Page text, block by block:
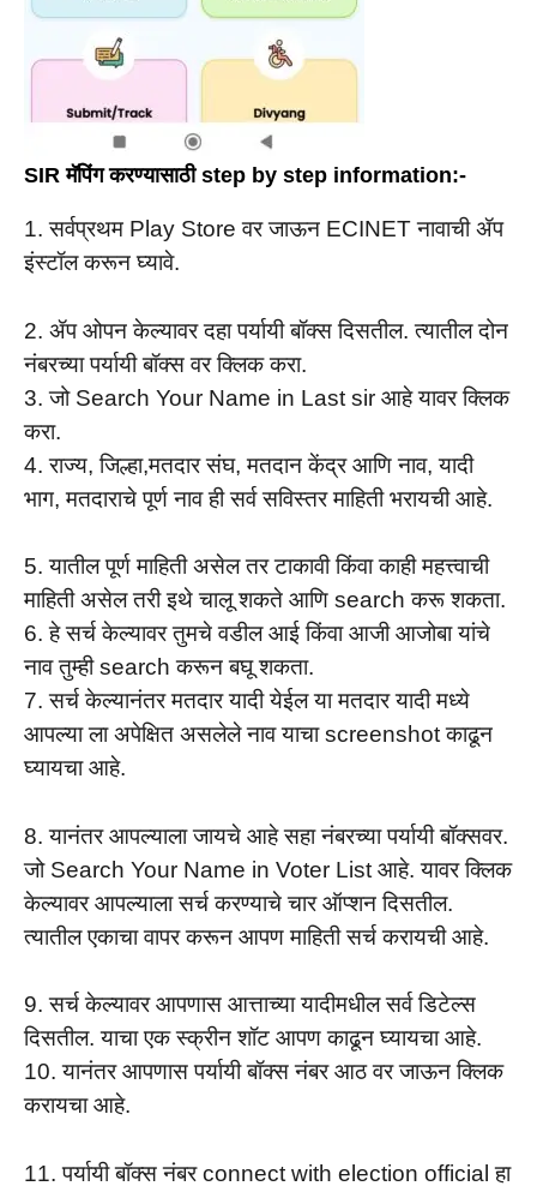
SIR मॅपिंग करण्यासाठी step by step information:-
1. सर्वप्रथम Play Store वर जाऊन ECINET नावाची ॲप
इंस्टॉल करून घ्यावे.
2. ॲप ओपन केल्यावर दहा पर्यायी बॉक्स दिसतील. त्यातील दोन
नंबरच्या पर्यायी बॉक्स वर क्लिक करा.
3. जो Search Your Name in Last sir आहे यावर क्लिक
करा.
4. राज्य, जिल्हा,मतदार संघ, मतदान केंद्र आणि नाव, यादी
भाग, मतदाराचे पूर्ण नाव ही सर्व सविस्तर माहिती भरायची आहे.
5. यातील पूर्ण माहिती असेल तर टाकावी किंवा काही महत्त्वाची
माहिती असेल तरी इथे चालू शकते आणि search करू शकता.
6. हे सर्च केल्यावर तुमचे वडील आई किंवा आजी आजोबा यांचे
नाव तुम्ही search करून बघू शकता.
7. सर्च केल्यानंतर मतदार यादी येईल या मतदार यादी मध्ये
आपल्या ला अपेक्षित असलेले नाव याचा screenshot काढून
घ्यायचा आहे.
8. यानंतर आपल्याला जायचे आहे सहा नंबरच्या पर्यायी बॉक्सवर.
जो Search Your Name in Voter List आहे. यावर क्लिक
केल्यावर आपल्याला सर्च करण्याचे चार ऑप्शन दिसतील.
त्यातील एकाचा वापर करून आपण माहिती सर्च करायची आहे.
9. सर्च केल्यावर आपणास आत्ताच्या यादीमधील सर्व डिटेल्स
दिसतील. याचा एक स्क्रीन शॉट आपण काढून घ्यायचा आहे.
10. यानंतर आपणास पर्यायी बॉक्स नंबर आठ वर जाऊन क्लिक
करायचा आहे.
11. पर्यायी बॉक्स नंबर connect with election official हा